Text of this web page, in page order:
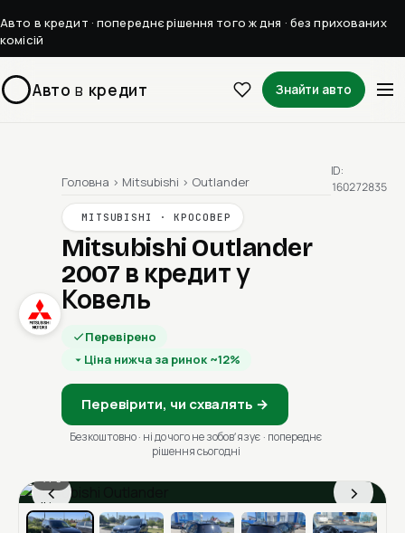
Авто в кредит · попереднє рішення того ж дня · без прихованих
комісій
Авто в кредит Знайти авто
Головна › Mitsubishi › Outlander
MITSUBISHI · КРОСОВЕР
Mitsubishi Outlander
2007 в кредит у
Ковель
Перевірено
Ціна нижча за ринок ~12%
Перевірити, чи схвалять →
Безкоштовно · ні до чого не зобовʼязує · попереднє
рішення сьогодні
ID:
160272835
‹ ›
1 / 6
Ціна в місяць